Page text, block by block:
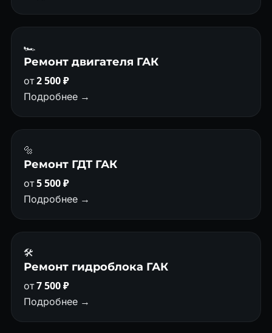
🏎
Ремонт двигателя ГАК
от2 500 ₽
Подробнее →
🔩
Ремонт ГДТ ГАК
от5 500 ₽
Подробнее →
🛠️
Ремонт гидроблока ГАК
от7 500 ₽
Подробнее →